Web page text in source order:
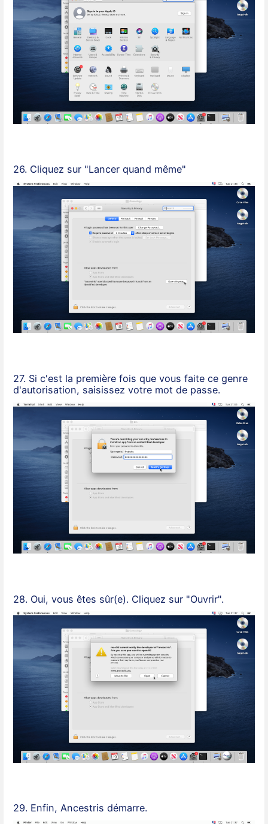
26. Cliquez sur "Lancer quand même"
27. Si c'est la première fois que vous faite ce genre
d'autorisation, saisissez votre mot de passe.
28. Oui, vous êtes sûr(e). Cliquez sur "Ouvrir".
29. Enfin, Ancestris démarre.